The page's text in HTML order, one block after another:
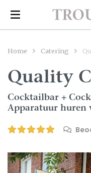
Home Catering
Quality
Cocktailbar +
Apparatuur huren